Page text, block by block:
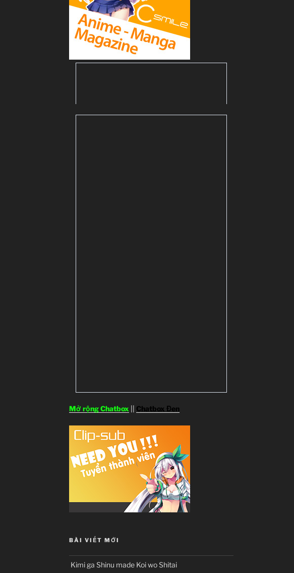
Mở rộng Chatbox Chatbox Đen
BÀI VIẾT MỚI
Kimi ga Shinu made Koi wo Shitai